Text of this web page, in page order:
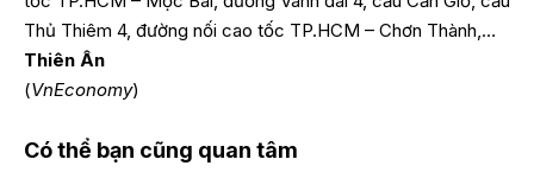
Thủ Thiêm 4, đường nối cao tốc TP.HCM – Chơn Thành,…
Thiên Ân
(VnEconomy)
Có thể bạn cũng quan tâm